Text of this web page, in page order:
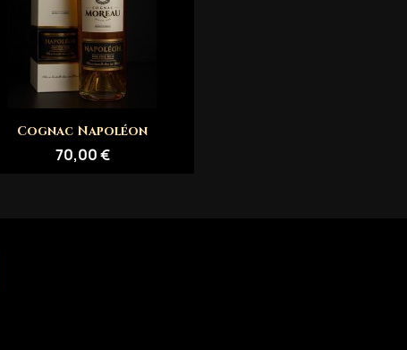
Aperçu rapide
Cognac Napoléon
70,00 €